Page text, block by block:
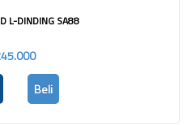
L-DINDING SA88
Beli